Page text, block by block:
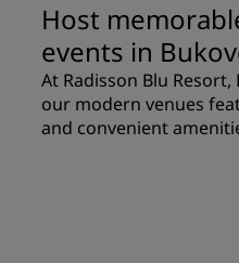
Перше
Раннє
Host
events in
At Radisson Blu
our modern venues
and convenient